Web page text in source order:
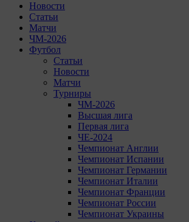
Новости
Статьи
Матчи
ЧМ-2026
Футбол
Статьи
Новости
Матчи
Турниры
ЧМ-2026
Высшая лига
Первая лига
ЧЕ-2024
Чемпионат Англии
Чемпионат Испании
Чемпионат Германии
Чемпионат Италии
Чемпионат Франции
Чемпионат России
Чемпионат Украины